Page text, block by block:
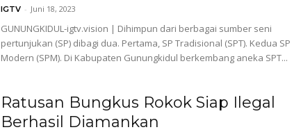
IGTV - Juni 18, 2023
GUNUNGKIDUL-igtv.vision | Dihimpun dari berbagai sumber seni
pertunjukan (SP) dibagi dua. Pertama, SP Tradisional (SPT). Kedua SP
Modern (SPM). Di Kabupaten Gunungkidul berkembang aneka SPT...
Ratusan Bungkus Rokok Siap Ilegal
Berhasil Diamankan